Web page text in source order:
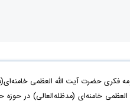
حضرت آیت الله العظمی